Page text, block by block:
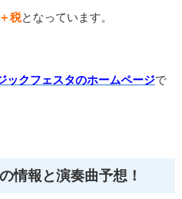
税となっています。
ックフェスタのホームページで
情報と演奏曲予想！